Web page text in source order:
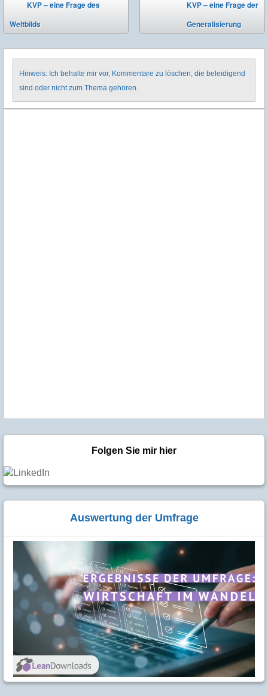
⬅
KVP – eine Frage des
Weltbilds
KVP – eine Frage der
Generalisierung
Hinweis: Ich behalte mir vor, Kommentare zu löschen, die beleidigend
sind oder nicht zum Thema gehören.
Folgen Sie mir hier
Auswertung der Umfrage